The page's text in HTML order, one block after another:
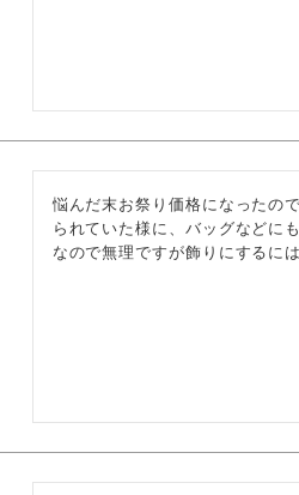
悩んだ末お祭り価格になったの
られていた様に、バッグなどに
なので無理ですが飾りにするに